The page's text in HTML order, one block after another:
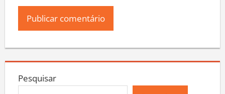
Pesquisar